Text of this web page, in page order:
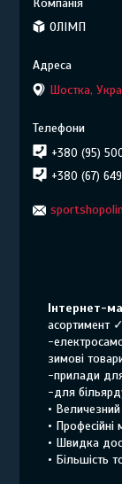
ОЛІМП
Шостка,
+380 (95)
+380 (67)
Інтернет-
асортимент
-
зимові
-прилади
-для
•
•
• Швидка
• Більшість